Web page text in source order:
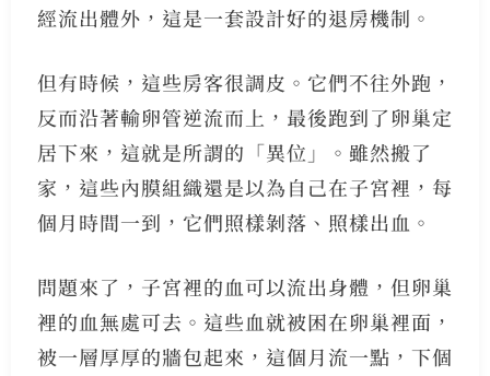
經流出體外，這是一套設計好的退房機制。
但有時候，這些房客很調皮。它們不往外跑，
反而沿著輸卵管逆流而上，最後跑到了卵巢定
居下來，這就是所謂的「異位」。雖然搬了
家，這些內膜組織還是以為自己在子宮裡，每
個月時間一到，它們照樣剝落、照樣出血。
問題來了，子宮裡的血可以流出身體，但卵巢
裡的血無處可去。這些血就被困在卵巢裡面，
被一層厚厚的牆包起來，這個月流一點，下個